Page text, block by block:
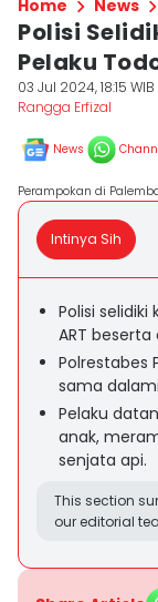
Home News
Polisi
Pelaku
03 Jul 2024, 18:15 WIB
Rangga Erfizal
News
Perampokan di
Intinya Sih
Polisi
ART
Polrestabes
sama dalami
Pelaku
anak,
senjata api.
This section
our editorial